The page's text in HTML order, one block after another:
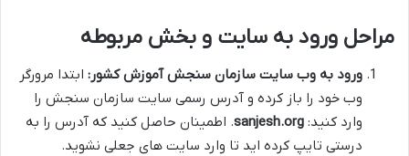
مراحل ورود به سایت و بخش مربوطه
ورود به وب سایت سازمان سنجش آموزش کشور: ابتدا مرورگر
وب خود را باز کرده و آدرس رسمی سایت سازمان سنجش را
وارد کنید: sanjesh.org. اطمینان حاصل کنید که آدرس را به
درستی تایپ کرده اید تا وارد سایت های جعلی نشوید.